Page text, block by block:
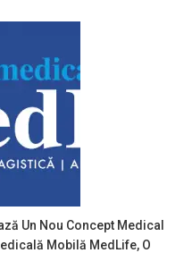
Un Nou Concept Medical
Mobilă MedLife, O